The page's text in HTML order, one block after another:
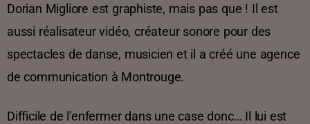
Dorian Migliore est graphiste, mais pas que ! Il est
aussi réalisateur vidéo, créateur sonore pour des
spectacles de danse, musicien et il a créé une agence
de communication à Montrouge.
Difficile de l’enfermer dans une case donc… Il lui est